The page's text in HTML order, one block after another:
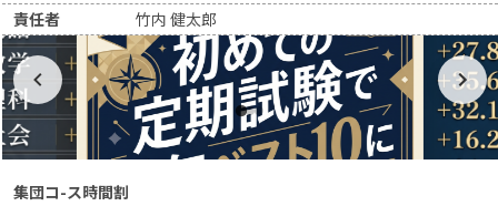
責任者
竹内 健太郎
集団コ-ス時間割